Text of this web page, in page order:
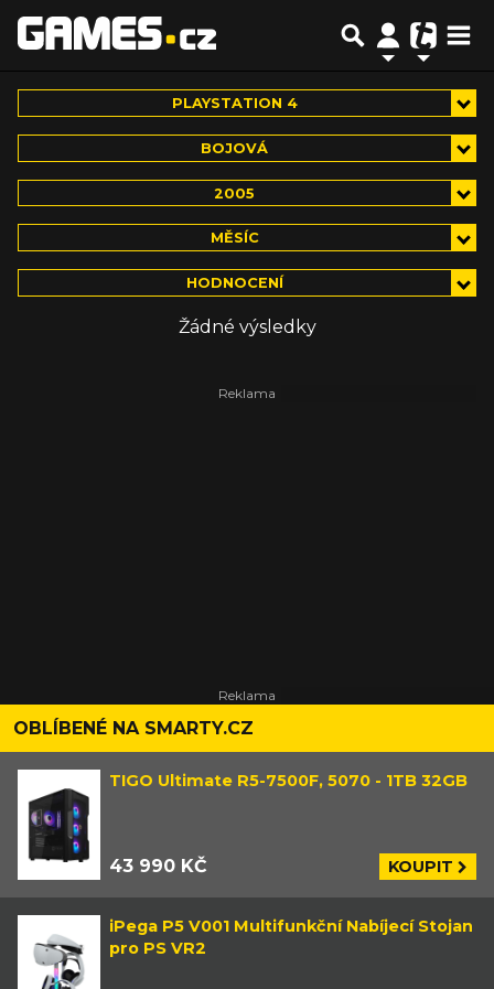
PLAYSTATION 4
BOJOVÁ
2005
MĚSÍC
HODNOCENÍ
Žádné výsledky
OBLÍBENÉ NA SMARTY.CZ
TIGO Ultimate R5-7500F, 5070 - 1TB 32GB
43 990 KČ KOUPIT
iPega P5 V001 Multifunkční Nabíjecí Stojan
pro PS VR2